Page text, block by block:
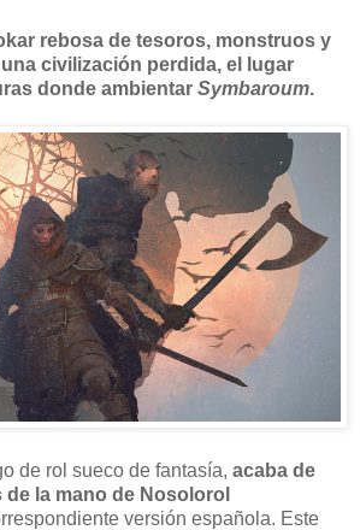
rebosa de tesoros, monstruos y
civilización perdida, el lugar
donde ambientar Symbaroum.
de rol sueco de fantasía, acaba de
de la mano de Nosolorol
versión española. Este